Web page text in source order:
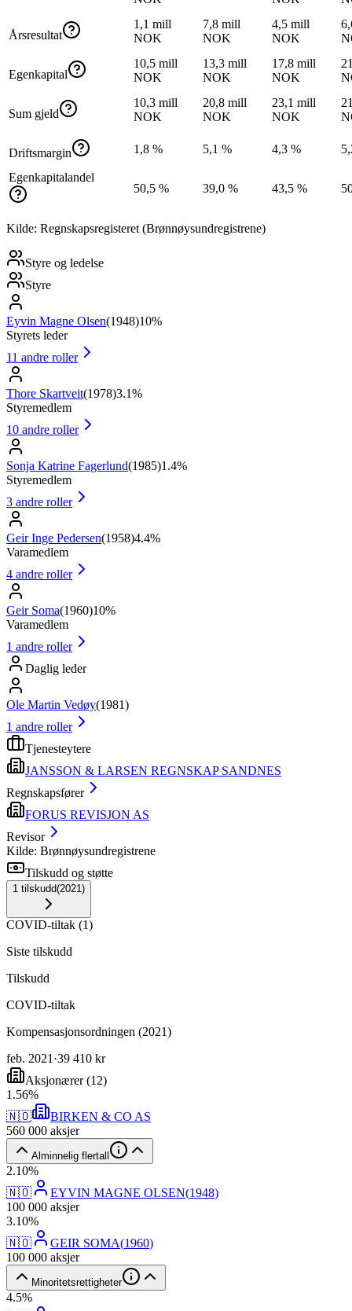
Årsresultat
1,1 mill
NOK
7,8 mill
NOK
4,5 mill
NOK
Egenkapital
10,5 mill
NOK
13,3 mill
NOK
17,8 mill
NOK
Sum gjeld
10,3 mill
NOK
20,8 mill
NOK
23,1 mill
NOK
Driftsmargin 1,8 % 5,1 % 4,3 %
Egenkapitalandel
50,5 %
39,0 % 43,5 %
Kilde: Regnskapsregisteret (Brønnøysundregistrene)
Styre og ledelse
Styre
Eyvin Magne Olsen(1948)10%
Styrets leder
11 andre roller
Thore Skartveit(1978)3.1%
Styremedlem
10 andre roller
Sonja Katrine Fagerlund(1985)1.4%
Styremedlem
3 andre roller
Geir Inge Pedersen(1958)4.4%
Varamedlem
4 andre roller
Geir Soma(1960)10%
Varamedlem
1 andre roller
Daglig leder
Ole Martin Vedøy(1981)
1 andre roller
Tjenesteytere
JANSSON & LARSEN REGNSKAP SANDNES
Regnskapsfører
FORUS REVISJON AS
Revisor
Kilde: Brønnøysundregistrene
Tilskudd og støtte
1 tilskudd(2021)
COVID-tiltak (1)
Siste tilskudd
Tilskudd
COVID-tiltak
Kompensasjonsordningen (2021)
feb. 2021 ·39 410 kr
Aksjonærer(12)
1 .56%
🇳🇴
BIRKEN & CO AS
560 000 aksjer
Alminnelig flertall
2.10%
🇳🇴
EYVIN MAGNE OLSEN(1948)
100 000 aksjer
3.10%
🇳🇴
GEIR SOMA(1960)
100 000 aksjer
Minoritetsrettigheter
4.5%